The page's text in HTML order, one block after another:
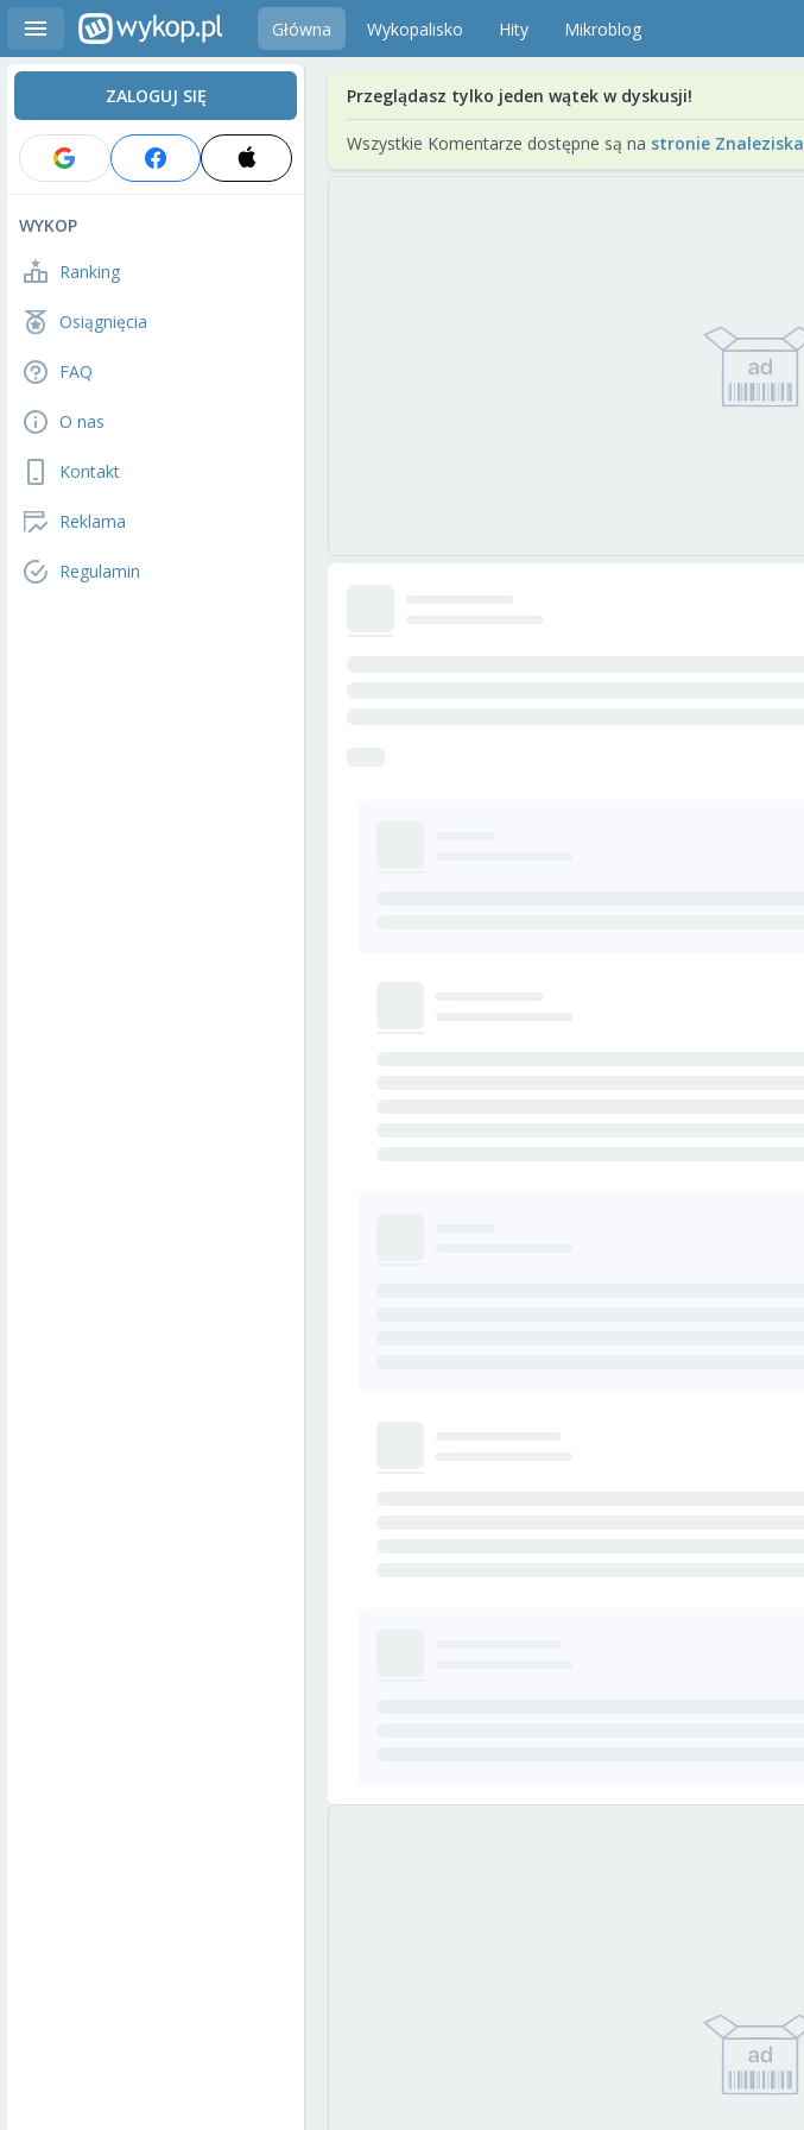
Główna Wykopalisko Hity Mikroblog
ZALOGUJ SIĘ
WYKOP
Ranking
Osiągnięcia
FAQ
O nas
Kontakt
Reklama
Regulamin
Przeglądasz tylko jeden wątek w dyskusji!
Wszystkie Komentarze dostępne są na stronie Znaleziska